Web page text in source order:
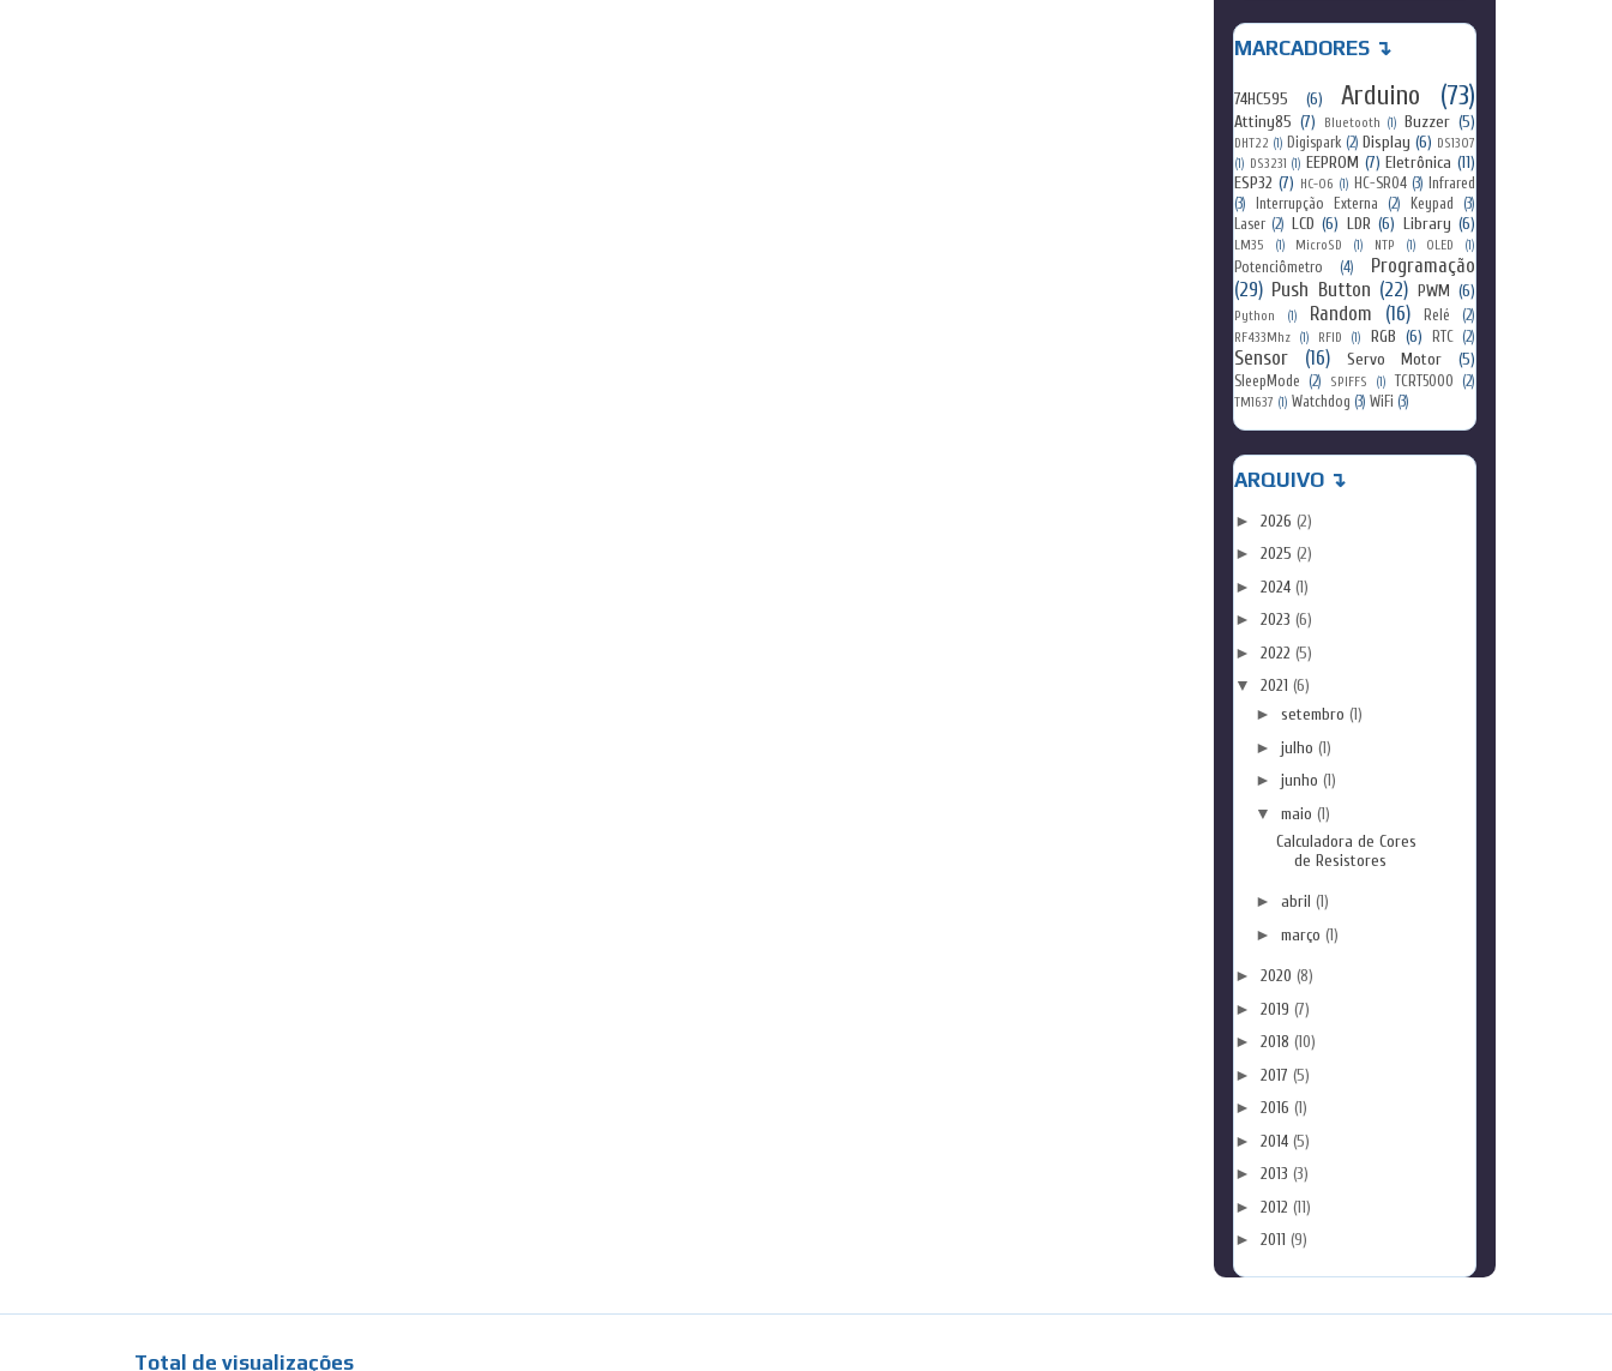
MARCADORES ↴
74HC595 (6) Arduino (73)
Attiny85 (7) Bluetooth (1) Buzzer (5)
DHT22 (1) Digispark (2) Display (6) DS1307
(1) DS3231 (1) EEPROM (7) Eletrônica (11)
ESP32 (7) HC-06 (1) HC-SR04 (3) Infrared
(3)
Interrupção Externa (2) Keypad
(3)
Laser (2) LCD (6) LDR (6) Library (6)
LM35 (1) MicroSD (1) NTP (1) OLED (1)
Potenciômetro (4)
Programação
(29) Push Button (22) PWM (6)
Python (1) Random (16) Relé (2)
RF433Mhz (1) RFID (1) RGB (6) RTC (2)
Sensor (16) Servo Motor (5)
SleepMode (2) SPIFFS (1) TCRT5000 (2)
TM1637 (1) Watchdog (3) WiFi (3)
ARQUIVO ↴
► 2026 (2)
► 2025 (2)
► 2024 (1)
► 2023 (6)
► 2022 (5)
▼ 2021 (6)
► setembro (1)
► julho (1)
► junho (1)
▼ maio (1)
Calculadora de Cores
de Resistores
► abril (1)
► março (1)
► 2020 (8)
► 2019 (7)
► 2018 (10)
► 2017 (5)
► 2016 (1)
► 2014 (5)
► 2013 (3)
► 2012 (11)
► 2011 (9)
Total de visualizações